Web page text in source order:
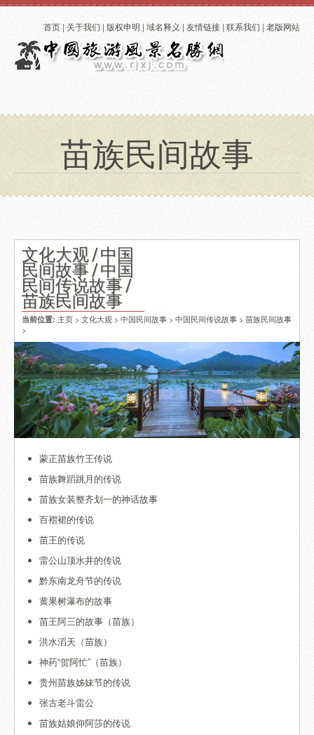
首页 | 关于我们 | 版权申明 | 域名释义 | 友情链接 | 联系我们 | 老版网站
苗族民间故事
文化大观 / 中国
民间故事 / 中国
民间传说故事 /
苗族民间故事
当前位置: 主页 > 文化大观 > 中国民间故事 > 中国民间传说故事 > 苗族民间故事
>
蒙正苗族竹王传说
苗族舞蹈跳月的传说
苗族女装整齐划一的神话故事
百褶裙的传说
苗王的传说
雷公山顶水井的传说
黔东南龙舟节的传说
黄果树瀑布的故事
苗王阿三的故事（苗族）
洪水滔天（苗族）
神药“贺阿忙”（苗族）
贵州苗族姊妹节的传说
张古老斗雷公
苗族姑娘仰阿莎的传说